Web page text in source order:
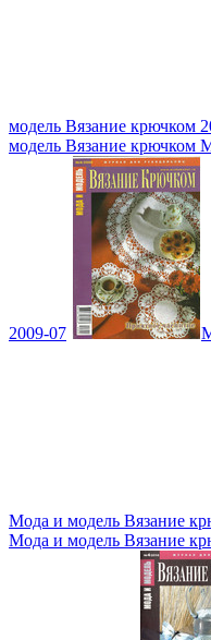
модель Вязание крючком
модель Вязание крючком
2009-07
Мода и модель Вязание
Мода и модель Вязание